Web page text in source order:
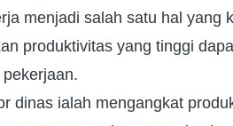
menjadi salah satu hal yang
produktivitas yang tinggi
dinas ialah mengangkat